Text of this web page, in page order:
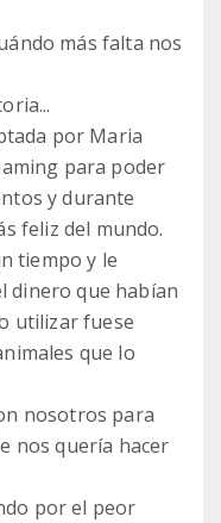
más falta nos
por Maria
para poder
y durante
feliz del mundo.
tiempo y le
dinero que habían
utilizar fuese
que lo
nosotros para
nos quería hacer
por el peor